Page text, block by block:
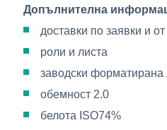
Допълнителна
доставки по заявки и
роли и листа
заводски форматирана
обемност 2.0
белота ISO74%